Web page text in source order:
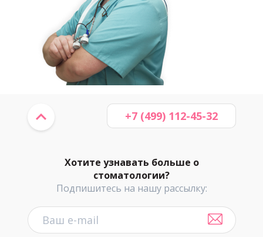
Хотите узнавать больше о
стоматологии?
Подпишитесь на нашу рассылку:
+7 (499) 112-45-32